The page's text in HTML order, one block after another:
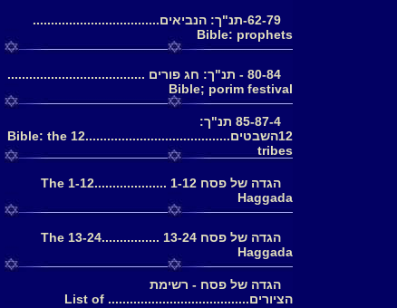
62-79-תנ"ך: הנביאים...................................
Bible: prophets
80-84 - תנ"ך: חג פורים ......................................
Bible; porim festival
85-87-4 תנ"ך:
12השבטים........................................Bible: the 12
tribes
הגדה של פסח 1-12 ....................1-12 The
Haggada
הגדה של פסח 13-24 ................13-24 The
Haggada
הגדה של פסח - רשימת
הציורים....................................... List of